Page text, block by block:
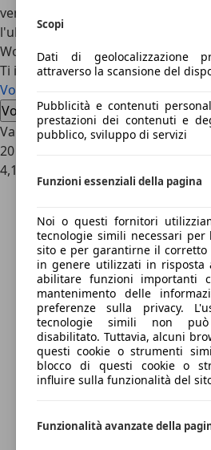
vennero prodotti
l'ultimo dei quali si trova oggi nel
Wolfsburg.
Ti interessa la Volkswagen T3
Volkswagen T3 usata
Volkswagen T3 offerte
Valutazioni sul veicolo per
20 Valutazioni
4,1
Scopi
Dati di geolocalizzazione
attraverso la scansione del
Pubblicità e contenuti
prestazioni dei contenuti e
pubblico, sviluppo di servizi
Funzioni essenziali della pagina
Noi o questi fornitori
tecnologie simili necessari
sito e per garantirne il corretto
in genere utilizzati in risposta
abilitare funzioni importanti
mantenimento delle
preferenze sulla privacy.
tecnologie simili non può
disabilitato. Tuttavia, alcuni
questi cookie o strumenti
blocco di questi cookie o
influire sulla funzionalità del
Funzionalità avanzate della